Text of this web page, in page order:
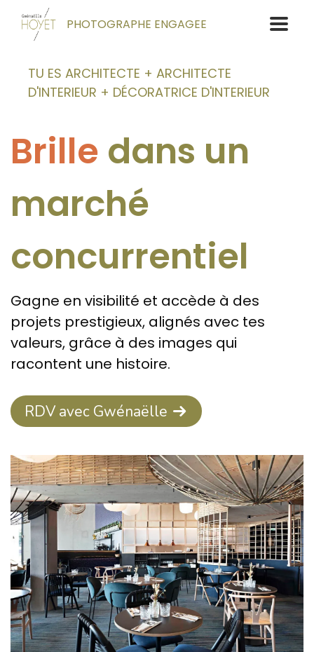
PHOTOGRAPHE ENGAGEE
TU ES ARCHITECTE + ARCHITECTE
D'INTERIEUR + DÉCORATRICE D'INTERIEUR
Brille dans un
marché
concurrentiel
Gagne en visibilité et accède à des
projets prestigieux, alignés avec tes
valeurs, grâce à des images qui
racontent une histoire.
RDV avec Gwénaëlle